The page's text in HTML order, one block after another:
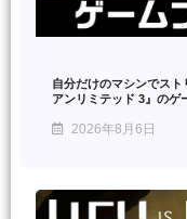
自分だけのマシンでス
アンリミテッド 3』のゲ
2026年8月6日